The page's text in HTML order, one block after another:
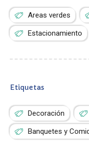
Areas verdes
Estacionamiento
Etiquetas
Decoración
Banquetes y